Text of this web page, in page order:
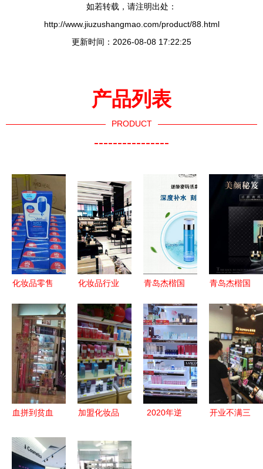
如若转载，请注明出处：
http://www.jiuzushangmao.com/product/88.html
更新时间：2026-08-08 17:22:25
产品列表
PRODUCT
----------------
化妆品零售
商业模式到
用户体验的
深度解析
化妆品行业
理系统营销
方案
青岛杰楷国
黑瓶系列
29.9元包邮
招商会开启
新零售机遇
青岛杰楷国
包邮引爆小
黑瓶新零售
招商，化妆
品行业的下
一个风口
血拼到贫血
十大购物扫
货地（四）
加盟化妆品
抱“她经
济”，共享
2020年逆
开业不满三